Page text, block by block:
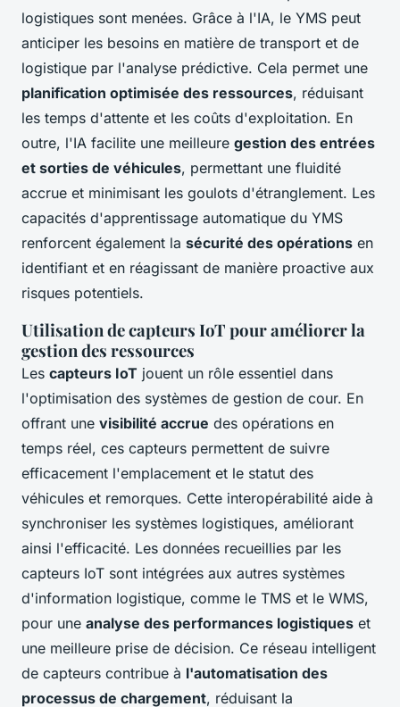
logistiques sont menées. Grâce à l'IA, le YMS peut
anticiper les besoins en matière de transport et de
logistique par l'analyse prédictive. Cela permet une
planification optimisée des ressources, réduisant
les temps d'attente et les coûts d'exploitation. En
outre, l'IA facilite une meilleure gestion des entrées
et sorties de véhicules, permettant une fluidité
accrue et minimisant les goulots d'étranglement. Les
capacités d'apprentissage automatique du YMS
renforcent également la sécurité des opérations en
identifiant et en réagissant de manière proactive aux
risques potentiels.
Utilisation de capteurs IoT pour améliorer la
gestion des ressources
Les capteurs IoT jouent un rôle essentiel dans
l'optimisation des systèmes de gestion de cour. En
offrant une visibilité accrue des opérations en
temps réel, ces capteurs permettent de suivre
efficacement l'emplacement et le statut des
véhicules et remorques. Cette interopérabilité aide à
synchroniser les systèmes logistiques, améliorant
ainsi l'efficacité. Les données recueillies par les
capteurs IoT sont intégrées aux autres systèmes
d'information logistique, comme le TMS et le WMS,
pour une analyse des performances logistiques et
une meilleure prise de décision. Ce réseau intelligent
de capteurs contribue à l'automatisation des
processus de chargement, réduisant la